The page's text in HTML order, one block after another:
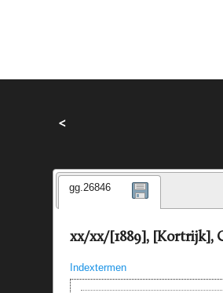
<
gg.26846
xx/xx/[1889], [Kortrijk],
Indextermen